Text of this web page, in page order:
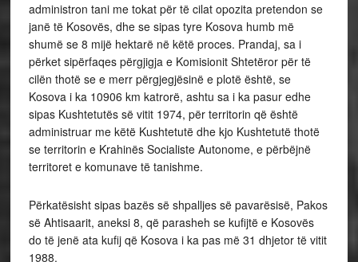
administron tani me tokat për të cilat opozita pretendon se
janë të Kosovës, dhe se sipas tyre Kosova humb më
shumë se 8 mijë hektarë në këtë proces. Prandaj, sa i
përket sipërfaqes përgjigja e Komisionit Shtetëror për të
cilën thotë se e merr përgjegjësinë e plotë është, se
Kosova i ka 10906 km katrorë, ashtu sa i ka pasur edhe
sipas Kushtetutës së vitit 1974, për territorin që është
administruar me këtë Kushtetutë dhe kjo Kushtetutë thotë
se territorin e Krahinës Socialiste Autonome, e përbëjnë
territoret e komunave të tanishme.
Përkatësisht sipas bazës së shpalljes së pavarësisë, Pakos
së Ahtisaarit, aneksi 8, që parasheh se kufijtë e Kosovës
do të jenë ata kufij që Kosova i ka pas më 31 dhjetor të vitit
1988.